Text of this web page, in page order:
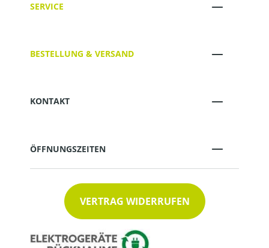
SERVICE
BESTELLUNG & VERSAND
KONTAKT
ÖFFNUNGSZEITEN
VERTRAG WIDERRUFEN